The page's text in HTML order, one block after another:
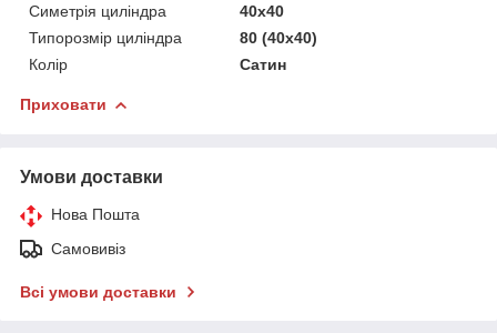
Симетрія циліндра
40х40
Типорозмір циліндра
80 (40х40)
Колір
Сатин
Приховати
Умови доставки
Нова Пошта
Самовивіз
Всі умови доставки